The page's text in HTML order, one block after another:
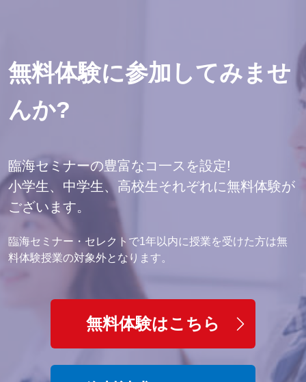
※英検Ⓡは、公益財団法人 日本英語検定協会の登録商標で
す。
※このコンテンツは、公益財団法人 日本英語検定協会の承認
や推奨、その他検討を受けたものではありません。
2. ご提出いただいた個人情報は、以下の目的で利用させてい
ただきます。なお、弊社において、お預かりした個人情報を
無断で当該目的以外に利用することはございません。
（1） 学習指導・進路指導の一環として、上記情報①～④及
び⑦を利用させていただき適切な指導を行わせていただきま
す。
（2） 教室内の掲示物及び教室で配布されるお便りに、定期
テストの結果や成績等を実名及び写真入で掲載させていただ
（3） 入塾及び新しい講座へのお誘い・イベントへの参加呼
びかけのご案内等のＤＭのために上記情報⑥を利用させてい
ただくことがございます。
無料体験に参加してみませ
んか?
臨海セミナーの豊富なコ一スを設定!
小学生、中学生、高校生それぞれに無料体験が
ございます。
臨海セミナー・セレクトで1年以内に授業を受けた方は無
料体験授業の対象外となります。
無料体験はこちら